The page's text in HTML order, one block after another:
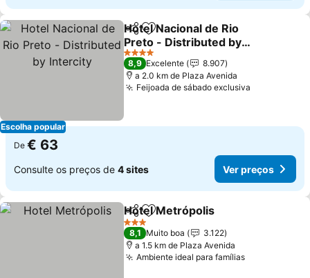
Escolha popular
PartilharAdicionar aos favoritos
Hotel Nacional de Rio
Preto - Distributed by
Intercity
4 Estrelas
8,9 Excelente
8.907
a 2.0 km de Plaza Avenida
Feijoada de sábado exclusiva
De € 63
Consulte os preços de 4 sites Ver preços
PartilharAdicionar aos favoritos
Hotel Metrópolis
3 Estrelas
8,1 Muito boa
3.122
a 1.5 km de Plaza Avenida
Ambiente ideal para famílias